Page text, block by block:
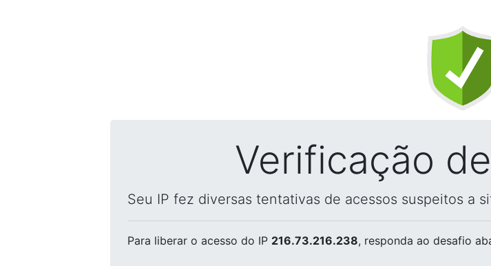
Verificação
Seu IP fez diversas tentativas de acessos suspeitos a
Para liberar o acesso do IP 216.73.216.238, responda ao desafio